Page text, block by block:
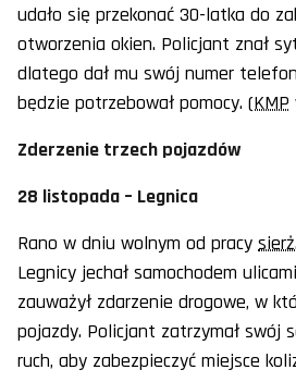
udało się przekonać 30-latka do
otworzenia okien. Policjant znał
dlatego dał mu swój numer
będzie potrzebował pomocy. (KMP
Zderzenie trzech pojazdów
28 listopada – Legnica
Rano w dniu wolnym od pracy sierż.
Legnicy jechał samochodem
zauważył zdarzenie drogowe, w
pojazdy. Policjant zatrzymał swój
ruch, aby zabezpieczyć miejsce